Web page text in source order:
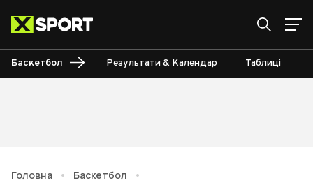
Баскетбол Результати & Календар Таблиці
Головна • Баскетбол
•